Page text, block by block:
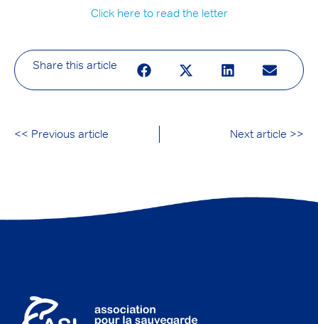
Click here to read the letter
Share this article
<< Previous article Next article >>